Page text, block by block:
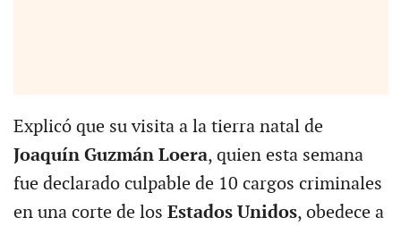
Explicó que su visita a la tierra natal de
Joaquín Guzmán Loera, quien esta semana
fue declarado culpable de 10 cargos criminales
en una corte de los Estados Unidos, obedece a